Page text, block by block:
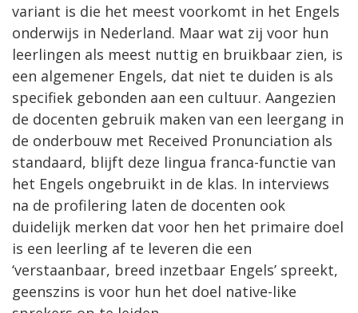
variant is die het meest voorkomt in het Engels
onderwijs in Nederland. Maar wat zij voor hun
leerlingen als meest nuttig en bruikbaar zien, is
een algemener Engels, dat niet te duiden is als
specifiek gebonden aan een cultuur. Aangezien
de docenten gebruik maken van een leergang in
de onderbouw met Received Pronunciation als
standaard, blijft deze lingua franca-functie van
het Engels ongebruikt in de klas. In interviews
na de profilering laten de docenten ook
duidelijk merken dat voor hen het primaire doel
is een leerling af te leveren die een
‘verstaanbaar, breed inzetbaar Engels’ spreekt,
geenszins is voor hun het doel native-like